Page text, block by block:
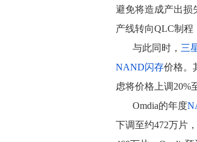
避免将造成产出损
产线转向QLC制程
与此同时， 三
NAND闪存价格。
虑将价格上调20%
Omdia的年度
下调至约472万片